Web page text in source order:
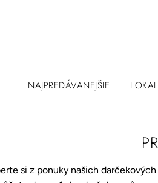
NAJPREDÁVANEJŠIE
si z ponuky našich